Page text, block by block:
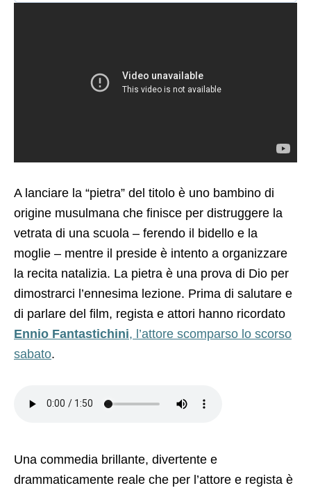
A lanciare la “pietra” del titolo è uno bambino di
origine musulmana che finisce per distruggere la
vetrata di una scuola – ferendo il bidello e la
moglie – mentre il preside è intento a organizzare
la recita natalizia. La pietra è una prova di Dio per
dimostrarci l’ennesima lezione. Prima di salutare e
di parlare del film, regista e attori hanno ricordato
Ennio Fantastichini, l’attore scomparso lo scorso
sabato.
Una commedia brillante, divertente e
drammaticamente reale che per l’attore e regista è